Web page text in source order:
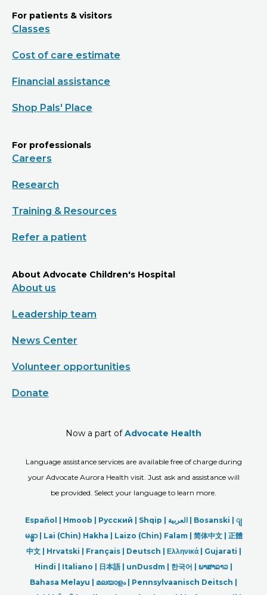
For patients & visitors
Classes
Cost of care estimate
Financial assistance
Shop Pals' Place
For professionals
Careers
Research
Training & Resources
Refer a patient
About Advocate Children's Hospital
About us
Leadership team
News Center
Volunteer opportunities
Donate
Now a part ofAdvocate Health
Language assistance services are available free of charge during
your Advocate Aurora Health visit. Just ask and assistance will
be provided. Select your language to learn more.
Español | Hmoob Русский Shqip العربیة Bosanski
ျ
မန္မာ| Lai (Chin) Hakha | Laizo (Chin) Falam | 简体中文 | 正體
中文 | Hrvatski | Français | Deutsch Ελληνικά | Gujarati |
Hindi
Italiano 日本語| unDusdm 한국어 ພາສາລາວ
Bahasa Melayu | മലയാളം| Pennsylvaanisch Deitsch |